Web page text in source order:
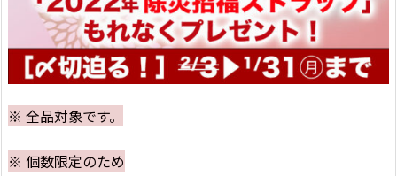
※ 全品対象です。
※ 個数限定のため